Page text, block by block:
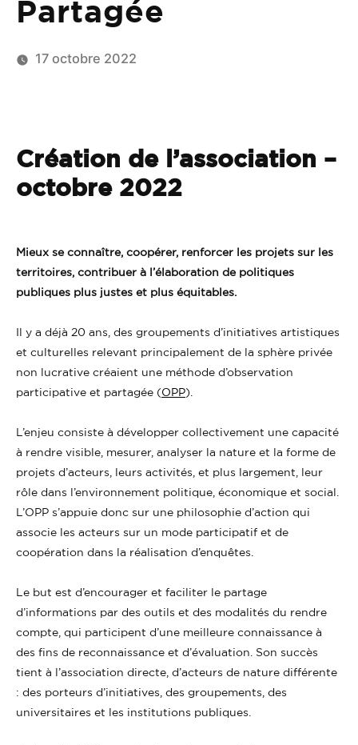
Partagée
17 octobre 2022
Création de l’association –
octobre 2022
Mieux se connaître, coopérer, renforcer les projets sur les
territoires, contribuer à l’élaboration de politiques
publiques plus justes et plus équitables.
Il y a déjà 20 ans, des groupements d’initiatives artistiques
et culturelles relevant principalement de la sphère privée
non lucrative créaient une méthode d’observation
participative et partagée (OPP).
L’enjeu consiste à développer collectivement une capacité
à rendre visible, mesurer, analyser la nature et la forme de
projets d’acteurs, leurs activités, et plus largement, leur
rôle dans l’environnement politique, économique et social.
L’OPP s’appuie donc sur une philosophie d’action qui
associe les acteurs sur un mode participatif et de
coopération dans la réalisation d’enquêtes.
Le but est d’encourager et faciliter le partage
d’informations par des outils et des modalités du rendre
compte, qui participent d’une meilleure connaissance à
des fins de reconnaissance et d’évaluation. Son succès
tient à l’association directe, d’acteurs de nature différente
: des porteurs d’initiatives, des groupements, des
universitaires et les institutions publiques.